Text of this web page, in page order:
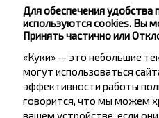
Не пропусти
другие интересные
Подпишись на получение
путешествуй с нами
Для обеспечения удобства
используются cookies. Вы
Принять частично или
«Куки» — это небольшие
могут использоваться
эффективности работы
говорится, что мы можем
вашем устройстве, если